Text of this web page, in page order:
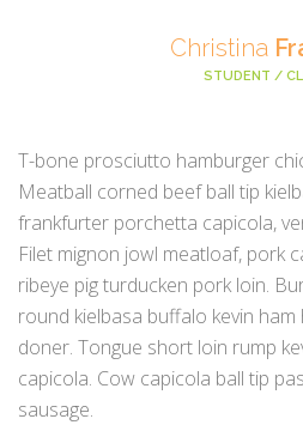
Christina
STUDENT /
T-bone prosciutto hamburger
Meatball corned beef ball tip
frankfurter porchetta capicola,
Filet mignon jowl meatloaf, pork
ribeye pig turducken pork loin.
round kielbasa buffalo kevin
doner. Tongue short loin rump
capicola. Cow capicola ball tip
sausage.